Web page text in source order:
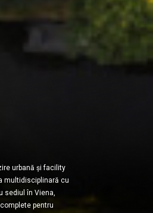
urbană și facility
multidisciplinară cu
sediul în Viena,
pentru